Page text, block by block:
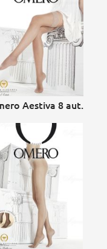
Aestiva 8 aut.